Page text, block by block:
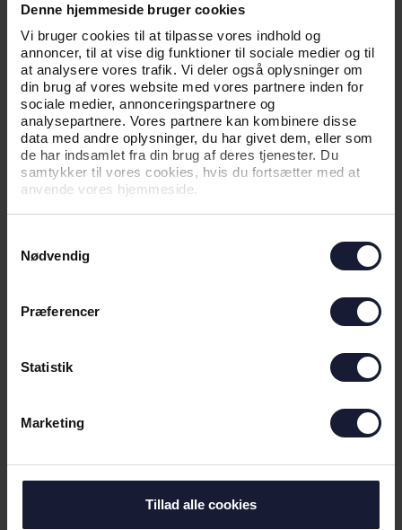
Denne hjemmeside bruger cookies
Vi bruger cookies til at tilpasse vores indhold og
annoncer, til at vise dig funktioner til sociale medier og til
at analysere vores trafik. Vi deler også oplysninger om
din brug af vores website med vores partnere inden for
sociale medier, annonceringspartnere og
analysepartnere. Vores partnere kan kombinere disse
data med andre oplysninger, du har givet dem, eller som
de har indsamlet fra din brug af deres tjenester. Du
samtykker til vores cookies, hvis du fortsætter med at
anvende vores hjemmeside.
Nødvendig
Præferencer
Statistik
Marketing
Tillad alle cookies
AGF K i Vejlby:
Marie Gade (36’ Maya Dybro), Sofie Vendelbo, Julie
Mathiasen, Ea Rasmussen, Silke Lynge Larsen (45’
Sofie Jørgensen), Elvira Nejmann, Mie Lerche,
Johanne Guldbæk (70’ Sofie Lundberg) Cecilie
Johansen (87 Mille Larsen), Signe Baattrup, Signe
Andersen, (70’ Clara Littrup)